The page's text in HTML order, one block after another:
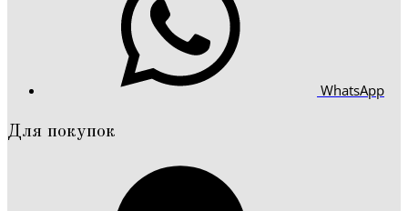
WhatsApp
Для покупок